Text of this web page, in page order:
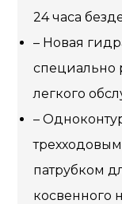
24 часа
– Новая
специально
легкого
–
патрубком
косвенного